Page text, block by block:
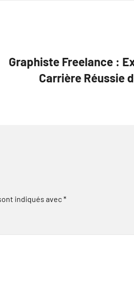
Graphiste Freelance :
Carrière Réussie
indiqués avec*